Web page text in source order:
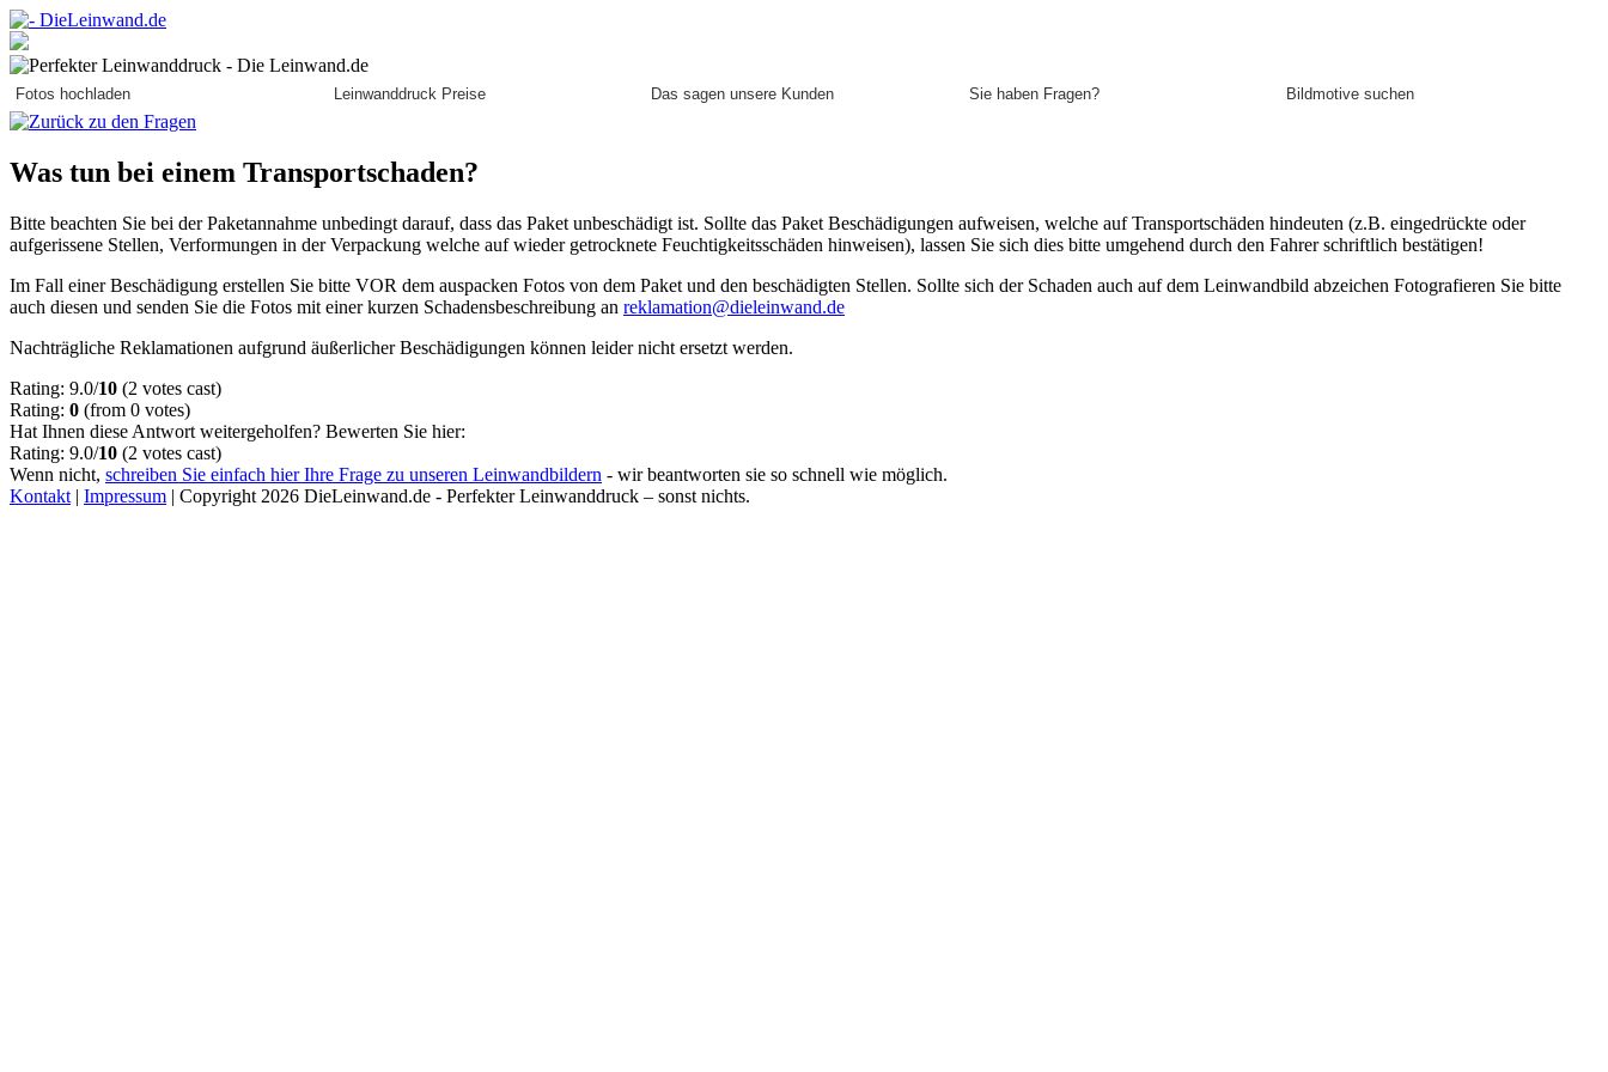
Fotos hochladen Leinwanddruck Preise Das sagen unsere Kunden Sie haben Fragen? Bildmotive suchen
Was tun bei einem Transportschaden?
Bitte beachten Sie bei der Paketannahme unbedingt darauf, dass das Paket unbeschädigt ist. Sollte das Paket Beschädigungen aufweisen, welche auf Transportschäden hindeuten (z.B. eingedrückte oder
aufgerissene Stellen, Verformungen in der Verpackung welche auf wieder getrocknete Feuchtigkeitsschäden hinweisen), lassen Sie sich dies bitte umgehend durch den Fahrer schriftlich bestätigen!
Im Fall einer Beschädigung erstellen Sie bitte VOR dem auspacken Fotos von dem Paket und den beschädigten Stellen. Sollte sich der Schaden auch auf dem Leinwandbild abzeichen Fotografieren Sie bitte
auch diesen und senden Sie die Fotos mit einer kurzen Schadensbeschreibung an reklamation@dieleinwand.de
Nachträgliche Reklamationen aufgrund äußerlicher Beschädigungen können leider nicht ersetzt werden.
Rating: 9.0/10 (2 votes cast)
Rating: 0 (from 0 votes)
Hat Ihnen diese Antwort weitergeholfen? Bewerten Sie hier:
Rating: 9.0/10 (2 votes cast)
Wenn nicht, schreiben Sie einfach hier Ihre Frage zu unseren Leinwandbildern - wir beantworten sie so schnell wie möglich.
Kontakt | Impressum | Copyright 2026 DieLeinwand.de - Perfekter Leinwanddruck – sonst nichts.